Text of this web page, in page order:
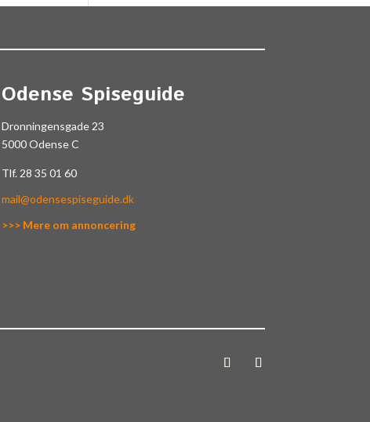
Odense Spiseguide
Dronningensgade 23
5000 Odense C
Tlf. 28 35 01 60
mail@odensespiseguide.dk
>>> Mere om annoncering